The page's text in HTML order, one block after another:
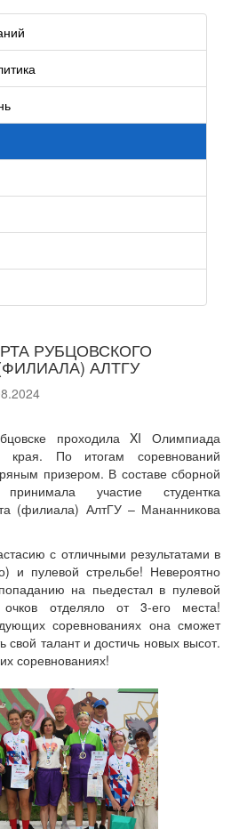
РУБЦОВСКОГО
АЛТГУ
проходила XI Олимпиада
края. По итогам соревнований
призером. В составе сборной
участие студентка
(филиала) АлтГУ – Мананникова
с отличными результатами в
и пулевой стрельбе! Невероятно
на пьедестал в пулевой
отделяло от 3-его места!
соревнованиях она сможет
талант и достичь новых высот.
соревнованиях!